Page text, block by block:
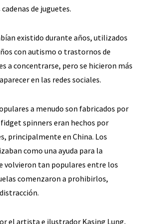
de juguetes.
existido durante años, utilizados
con autismo o trastornos de
a concentrarse, pero se hicieron más
en las redes sociales.
a menudo son fabricados por
spinners eran hechos por
principalmente en China. Los
como una ayuda para la
volvieron tan populares entre los
comenzaron a prohibirlos,
el artista e ilustrador Kasing Lung,